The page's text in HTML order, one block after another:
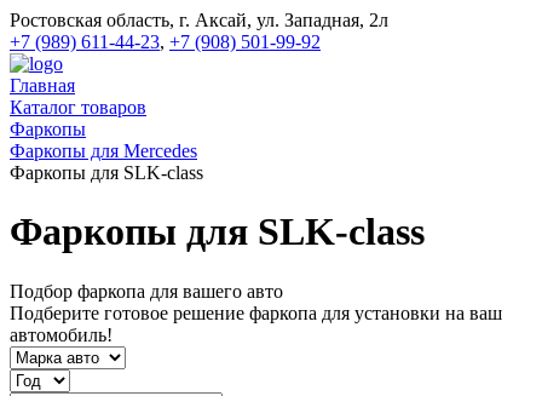
Ростовская область, г. Аксай, ул. Западная, 2л
+7 (989) 611-44-23, +7 (908) 501-99-92
Главная
Каталог товаров
Фаркопы
Фаркопы для Mercedes
Фаркопы для SLK-class
Фаркопы для SLK-class
Подбор фаркопа для вашего авто
Подберите готовое решение фаркопа для установки на ваш
автомобиль!